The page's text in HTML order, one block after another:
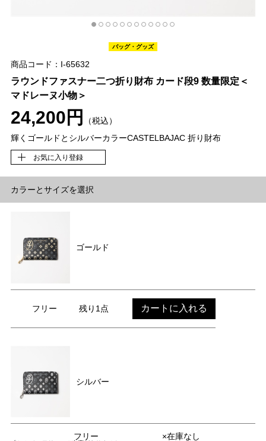
バッグ・グッズ
商品コード：I-65632
ラウンドファスナー二つ折り財布 カード段9 数量限定＜
マドレーヌ小物＞
24,200円
（税込）
輝くゴールドとシルバーカラーCASTELBAJAC 折り財布
お気に入り登録
カラーとサイズを選択
ゴールド
フリー 残り1点 カートに入れる
シルバー
フリー ×在庫なし